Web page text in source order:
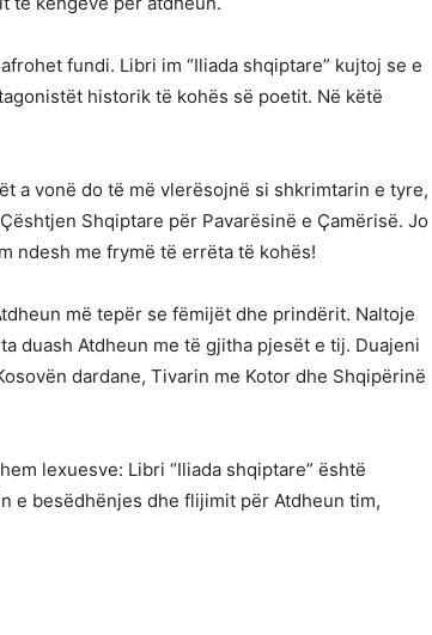
fundi. Libri im “Iliada shqiptare” kujtoj se e
historik të kohës së poetit. Në këtë
a vonë do të më vlerësojnë si shkrimtarin e tyre,
Shqiptare për Pavarësinë e Çamërisë. Jo
ndesh me frymë të errëta të kohës!
më tepër se fëmijët dhe prindërit. Naltoje
duash Atdheun me të gjitha pjesët e tij. Duajeni
dardane, Tivarin me Kotor dhe Shqipërinë
lexuesve: Libri “Iliada shqiptare” është
e besëdhënjes dhe flijimit për Atdheun tim,